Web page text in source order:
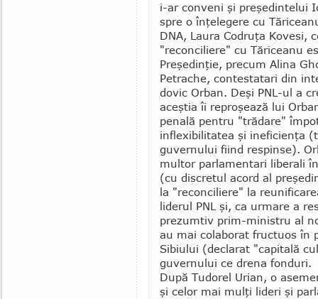
i-ar conveni şi preşedintelui
spre o înţelegere cu
DNA, Laura Codruţa Kovesi,
"reconciliere" cu Tăriceanu
Pre­şedinţie, pre­cum Alina
Petrache, con­testatari din
dovic Orban. Deşi PNL-ul a
aceştia îi reproşează lui
penală pentru "tră­dare"
inflexibilitatea şi ineficienţa
guvernului fiind respinse).
multor parla­men­tari liberali
(cu discretul acord al
la "reconciliere" la
liderul PNL şi, ca urmare a
prezumtiv prim-ministru al
au mai colaborat fructuos în
Sibiului (declarat "capitală
guvernului ce drena fonduri.
După Tudorel Urian, o
şi celor mai mulţi lideri şi